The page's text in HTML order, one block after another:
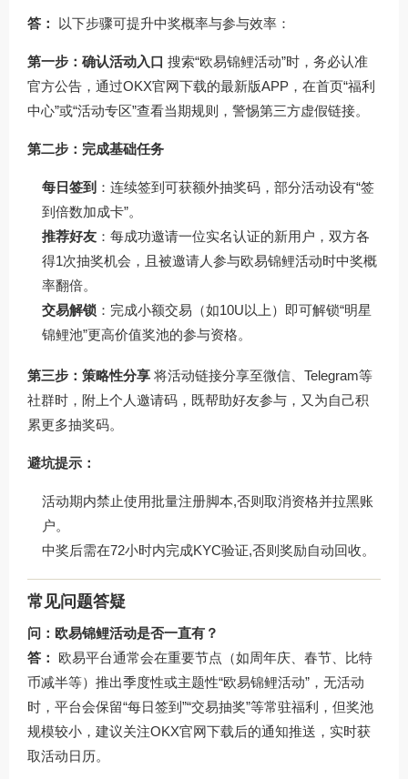
答： 以下步骤可提升中奖概率与参与效率：
第一步：确认活动入口 搜索“欧易锦鲤活动”时，务必认准
官方公告，通过OKX官网下载的最新版APP，在首页“福利
中心”或“活动专区”查看当期规则，警惕第三方虚假链接。
第二步：完成基础任务
每日签到 ：连续签到可获额外抽奖码，部分活动设有“签
到倍数加成卡”。
推荐好友 ：每成功邀请一位实名认证的新用户，双方各
得1次抽奖机会，且被邀请人参与欧易锦鲤活动时中奖概
率翻倍。
交易解锁 ：完成小额交易（如10U以上）即可解锁“明星
锦鲤池”更高价值奖池的参与资格。
第三步：策略性分享 将活动链接分享至微信、Telegram等
社群时，附上个人邀请码，既帮助好友参与，又为自己积
累更多抽奖码。
避坑提示：
活动期内禁止使用批量注册脚本,否则取消资格并拉黑账
户。
中奖后需在72小时内完成KYC验证,否则奖励自动回收。
常见问题答疑
问：欧易锦鲤活动是否一直有？
答：
欧易平台通常会在重要节点（如周年庆、春节、比特
币减半等）推出季度性或主题性“欧易锦鲤活动”，无活动
时，平台会保留“每日签到”“交易抽奖”等常驻福利，但奖池
规模较小，建议关注OKX官网下载后的通知推送，实时获
取活动日历。